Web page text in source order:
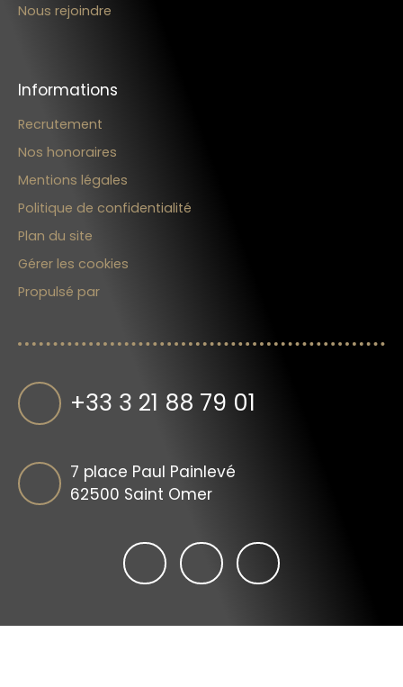
Nous rejoindre
Informations
Recrutement
Nos honoraires
Mentions légales
Politique de confidentialité
Plan du site
Gérer les cookies
Propulsé par
+33 3 21 88 79 01
7 place Paul Painlevé
62500 Saint Omer